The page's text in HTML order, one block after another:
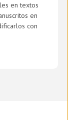
en textos
en
con